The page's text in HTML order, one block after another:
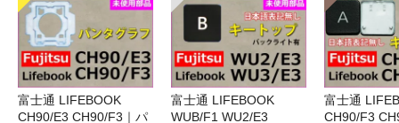
富士通 LIFEBOOK
CH90/E3 CH90/F3｜パ
富士通 LIFEBOOK
WUB/F1 WU2/E3
富士通
CH90/F3